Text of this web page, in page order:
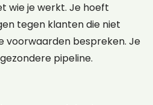
wie je werkt. Je hoeft
tegen klanten die niet
voorwaarden bespreken. Je
pipeline.